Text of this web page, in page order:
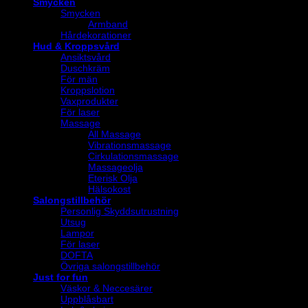
Smycken
Armband
Hårdekorationer
Hud & Kroppsvård
Ansiktsvård
Duschkräm
För män
Kroppslotion
Vaxprodukter
För laser
Massage
All Massage
Vibrationsmassage
Cirkulationsmassage
Massageolja
Eterisk Olja
Hälsokost
Salongstillbehör
Personlig Skyddsutrustning
Utsug
Lampor
För laser
DOFTA
Övriga salongstillbehör
Just for fun
Väskor & Neccesärer
Uppblåsbart